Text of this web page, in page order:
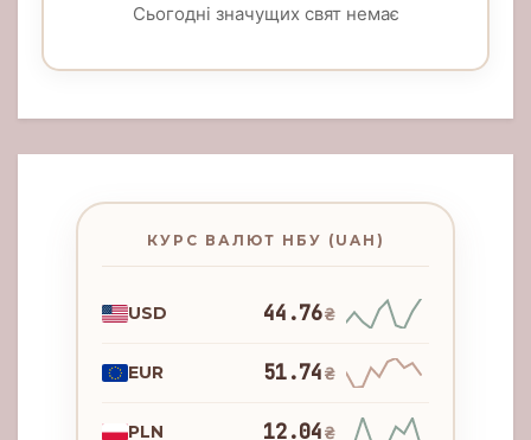
Сьогодні значущих свят немає
КУРС ВАЛЮТ НБУ (UAH)
USD 44.76₴
EUR 51.74₴
PLN 12.04₴